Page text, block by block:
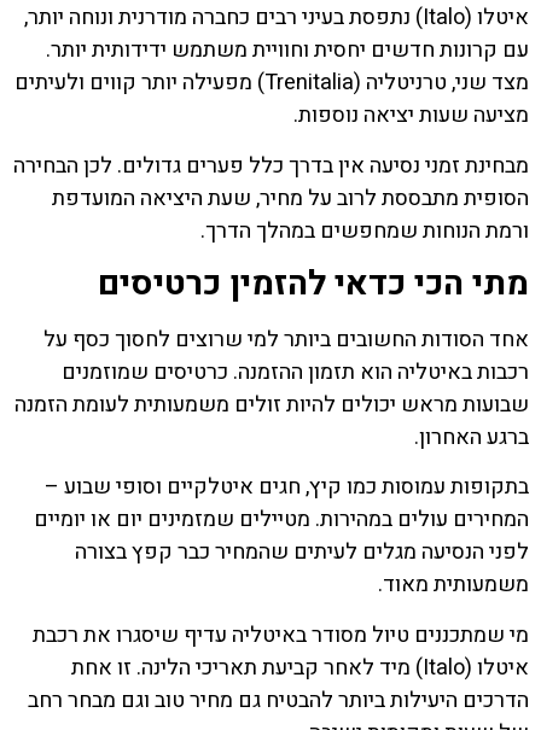
איטלו (Italo) נתפסת בעיני רבים כחברה מודרנית ונוחה יותר,
עם קרונות חדשים יחסית וחוויית משתמש ידידותית יותר.
מצד שני, טרניטליה (Trenitalia) מפעילה יותר קווים ולעיתים
מציעה שעות יציאה נוספות.
מבחינת זמני נסיעה אין בדרך כלל פערים גדולים. לכן הבחירה
הסופית מתבססת לרוב על מחיר, שעת היציאה המועדפת
ורמת הנוחות שמחפשים במהלך הדרך.
מתי הכי כדאי להזמין כרטיסים
אחד הסודות החשובים ביותר למי שרוצים לחסוך כסף על
רכבות באיטליה הוא תזמון ההזמנה. כרטיסים שמוזמנים
שבועות מראש יכולים להיות זולים משמעותית לעומת הזמנה
ברגע האחרון.
בתקופות עמוסות כמו קיץ, חגים איטלקיים וסופי שבוע –
המחירים עולים במהירות. מטיילים שמזמינים יום או יומיים
לפני הנסיעה מגלים לעיתים שהמחיר כבר קפץ בצורה
משמעותית מאוד.
מי שמתכננים טיול מסודר באיטליה עדיף שיסגרו את רכבת
איטלו (Italo) מיד לאחר קביעת תאריכי הלינה. זו אחת
הדרכים היעילות ביותר להבטיח גם מחיר טוב וגם מבחר רחב